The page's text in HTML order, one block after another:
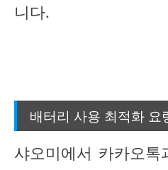
니다.
배터리 사용 최적화 요
샤오미에서 카카오톡